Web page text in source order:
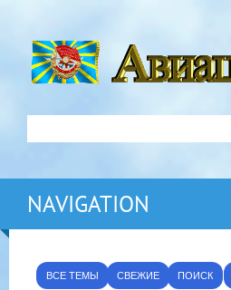
NAVIGATION
ВСЕ ТЕМЫ СВЕЖИЕ ПОИСК